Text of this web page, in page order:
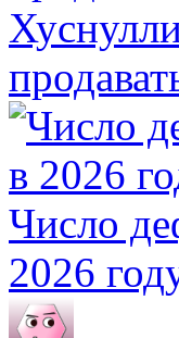
Число
2026